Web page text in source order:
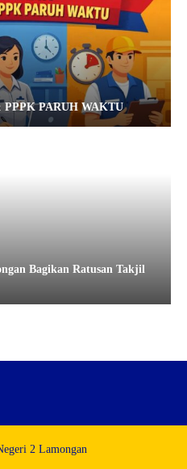
PPPK PARUH WAKTU
Bagikan Ratusan Takjil
2 Lamongan